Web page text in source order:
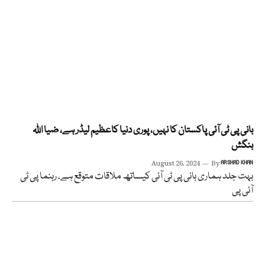
بانی پی ٹی آئی پاکستان کا نہیں، پوری دنیا کاعظیم لیڈر ہے، ضیا اللہ
بنگش
August 26, 2024 ByARSHAD KHAN
بہت جلد ہماری بانی پی ٹی آئی کیساتھ ملاقات متوقع ہے، رہنما پی ٹی
آئی پی